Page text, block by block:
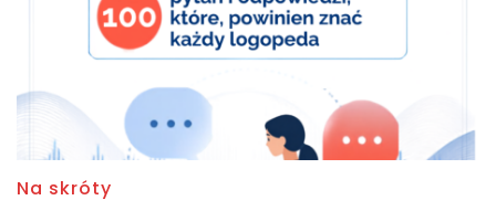
Na skróty